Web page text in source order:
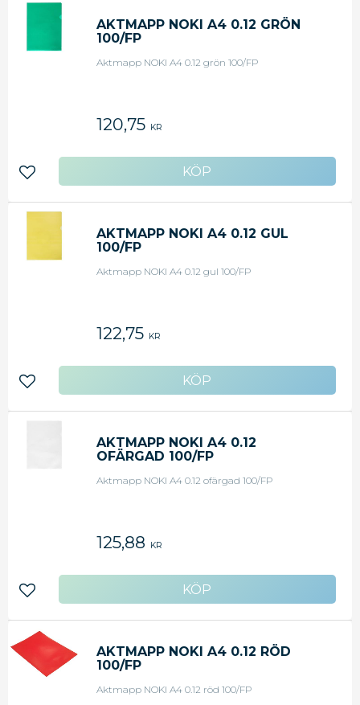
AKTMAPP NOKI A4 0.12 GRÖN
100/FP
Aktmapp NOKI A4 0.12 grön 100/FP
120,75 KR
Lägg till i favoriter
AKTMAPP NOKI A4 0.12 GUL
100/FP
Aktmapp NOKI A4 0.12 gul 100/FP
122,75 KR
Lägg till i favoriter
AKTMAPP NOKI A4 0.12
OFÄRGAD 100/FP
Aktmapp NOKI A4 0.12 ofärgad 100/FP
125,88 KR
Lägg till i favoriter
AKTMAPP NOKI A4 0.12 RÖD
100/FP
Aktmapp NOKI A4 0.12 röd 100/FP